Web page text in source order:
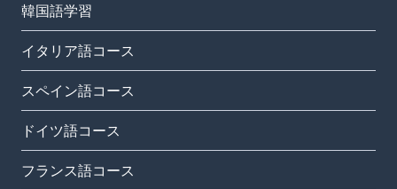
韓国語学習
イタリア語コース
スペイン語コース
ドイツ語コース
フランス語コース